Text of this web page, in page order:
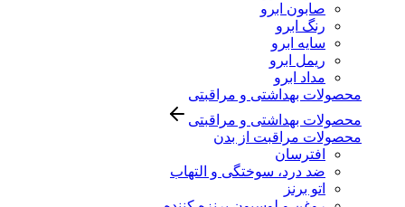
صابون ابرو
رنگ ابرو
سایه ابرو
ریمل ابرو
مداد ابرو
محصولات بهداشتی و مراقبتی
محصولات بهداشتی و مراقبتی
محصولات مراقبت از بدن
افترسان
ضد درد، سوختگی و التهاب
اتو برنز